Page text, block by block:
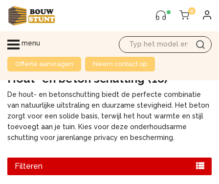
0
menu
Offerte aanvragen Neem contact op
Hout- en beton schutting (18)
De hout- en betonschutting biedt de perfecte combinatie
van natuurlijke uitstraling en duurzame stevigheid. Het beton
zorgt voor een solide basis, terwijl het hout warmte en stijl
toevoegt aan je tuin. Kies voor deze onderhoudsarme
schutting voor jarenlange privacy en bescherming.
Filteren